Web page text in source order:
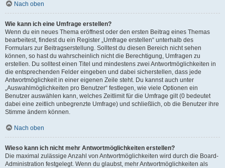
Nach oben
Wie kann ich eine Umfrage erstellen?
Wenn du ein neues Thema eröffnest oder den ersten Beitrag eines Themas
bearbeitest, findest du ein Register „Umfrage erstellen“ unterhalb des
Formulars zur Beitragserstellung. Solltest du diesen Bereich nicht sehen
können, so hast du wahrscheinlich nicht die Berechtigung, Umfragen zu
erstellen. Du solltest einen Titel und mindestens zwei Antwortmöglichkeiten in
die entsprechenden Felder eingeben und dabei sicherstellen, dass jede
Antwortmöglichkeit in einer eigenen Zeile steht. Du kannst auch unter
„Auswahlmöglichkeiten pro Benutzer“ festlegen, wie viele Optionen ein
Benutzer auswählen kann, welches Zeitlimit für die Umfrage gilt (0 bedeutet
dabei eine zeitlich unbegrenzte Umfrage) und schließlich, ob die Benutzer ihre
Stimme ändern können.
Nach oben
Wieso kann ich nicht mehr Antwortmöglichkeiten erstellen?
Die maximal zulässige Anzahl von Antwortmöglichkeiten wird durch die Board-
Administration festgelegt. Wenn du glaubst, mehr Antwortmöglichkeiten als